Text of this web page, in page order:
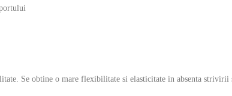
Se obtine o mare flexibilitate si elasticitate in absenta